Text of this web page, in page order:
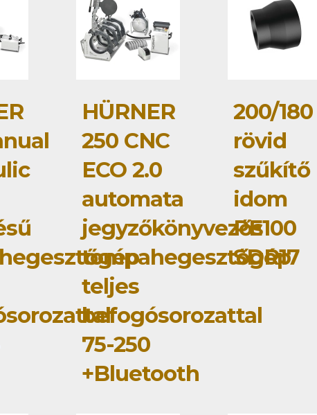
HÜRNER
250 CNC
ECO 2.0
automata
jegyzőkönyvezős
tompahegesztőgép
teljes
befogósorozattal
75-250
+Bluetooth
200/180
rövid
szűkítő
idom
PE100
SDR17